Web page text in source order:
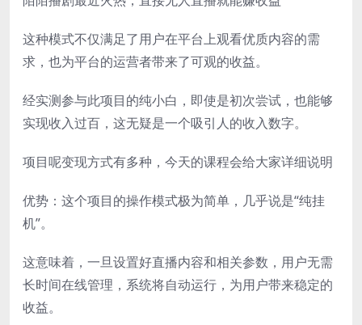
这种模式不仅满足了用户在平台上观看优质内容的需
求，也为平台的运营者带来了可观的收益。
经实测参与此项目的纯小白，即使是初次尝试，也能够
实现收入过百，这无疑是一个吸引人的收入数字。
项目呢变现方式有多种，今天的课程会给大家详细说明
优势：这个项目的操作模式极为简单，几乎说是“纯挂
机”。
这意味着，一旦设置好直播内容和相关参数，用户无需
长时间在线管理，系统将自动运行，为用户带来稳定的
收益。